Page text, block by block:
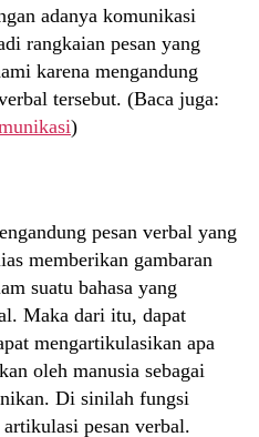
adanya komunikasi
rangkaian pesan yang
karena mengandung
tersebut. (Baca juga:
)
pesan verbal yang
memberikan gambaran
suatu bahasa yang
Maka dari itu, dapat
mengartikulasikan apa
oleh manusia sebagai
Di sinilah fungsi
pesan verbal.